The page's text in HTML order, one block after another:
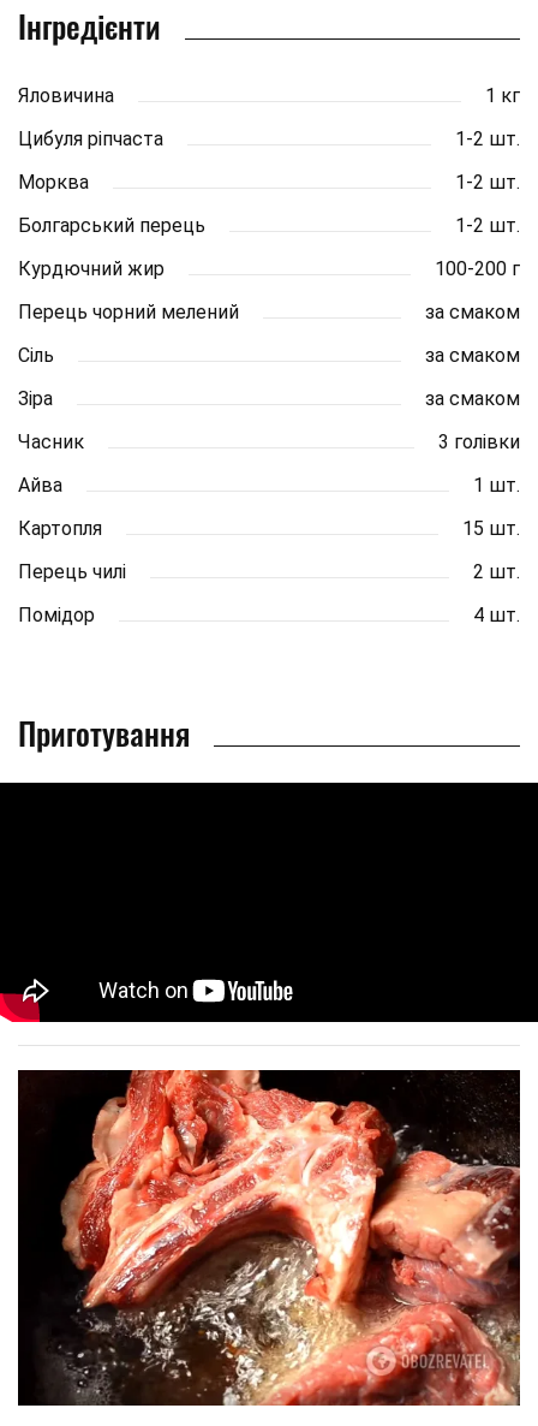
Інгредієнти
Яловичина
1 кг
Цибуля ріпчаста
1-2 шт.
Морква
1-2 шт.
Болгарський перець
1-2 шт.
Курдючний жир
100-200 г
Перець чорний мелений
за смаком
Сіль
за смаком
Зіра
за смаком
Часник
3 голівки
Айва
1 шт.
Картопля
15 шт.
Перець чилі
2 шт.
Помідор
4 шт.
Приготування